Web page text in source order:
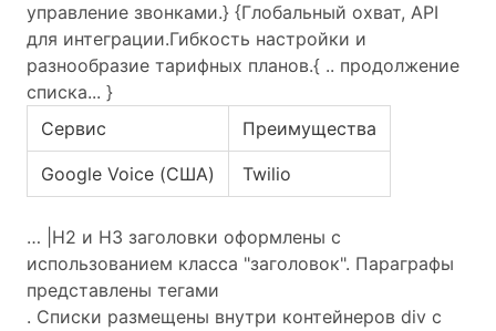
управление звонками.} {Глобальный охват, API
для интеграции.Гибкость настройки и
разнообразие тарифных планов.{ .. продолжение
списка... }
Сервис
Преимущества
Google Voice (США) Twilio
… |H2 и H3 заголовки оформлены с
использованием класса "заголовок". Параграфы
представлены тегами
. Списки размещены внутри контейнеров div с